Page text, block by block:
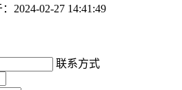
2024-02-27 14:41:49
联系方式